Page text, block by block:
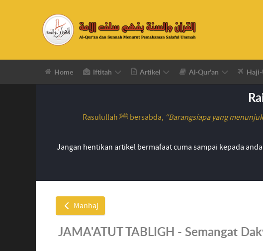
Home Iftitah Artikel Al-Qur'an Haji-
Rasulullah ﷺ bersabda, “Barangsiapa yang
Jangan hentikan artikel bermafaat cuma sampai kepada
Manhaj
JAMA'ATUT TABLIGH - Semangat